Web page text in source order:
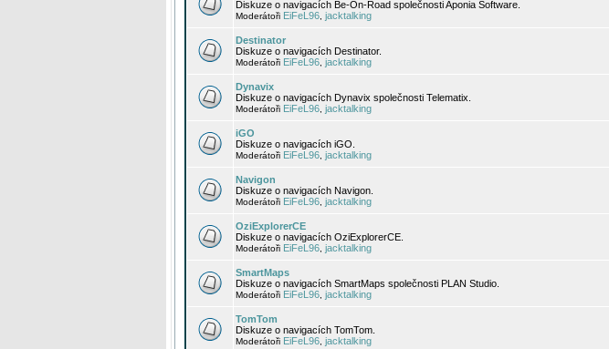
Diskuze o navigacích Be-On-Road společnosti Aponia Software.
Moderátoři EiFeL96 jacktalking
Destinator
Diskuze o navigacích Destinator.
Moderátoři EiFeL96 jacktalking
Dynavix
Diskuze o navigacích Dynavix společnosti Telematix.
Moderátoři EiFeL96 jacktalking
iGO
Diskuze o navigacích iGO.
Moderátoři EiFeL96 jacktalking
Navigon
Diskuze o navigacích Navigon.
Moderátoři EiFeL96 jacktalking
OziExplorerCE
Diskuze o navigacích OziExplorerCE.
Moderátoři EiFeL96 jacktalking
SmartMaps
Diskuze o navigacích SmartMaps společnosti PLAN Studio.
Moderátoři EiFeL96 jacktalking
TomTom
Diskuze o navigacích TomTom.
Moderátoři EiFeL96 jacktalking